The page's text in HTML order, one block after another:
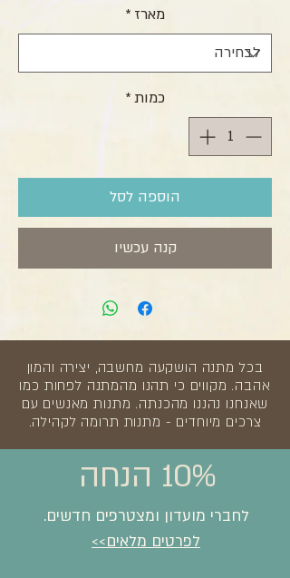
מארז *
כמות*
הוספה לסל
קנה עכשיו
בכל מתנה הושקעה מחשבה, יצירה והמון
אהבה. מקווים כי תהנו מהמתנה לפחות כמו
שאנחנו נהננו מהכנתה. מתנות מאנשים עם
צרכים מיוחדים - מתנות תרומה לקהילה.
10% הנחה
לחברי מועדון ומצטרפים חדשים.
לפרטים מלאים>>